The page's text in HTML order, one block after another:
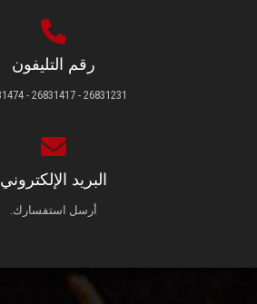
رقم التليفون
26831231 - 26831417 - 26831474
البريد الإلكتروني
أرسل استفسارك.